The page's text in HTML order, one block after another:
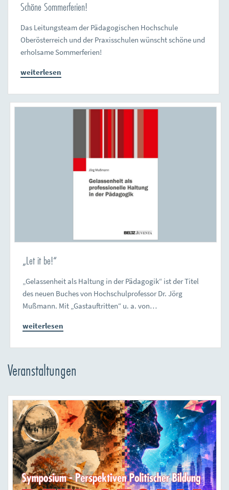
Schöne Sommerferien!
Das Leitungsteam der Pädagogischen Hochschule
Oberösterreich und der Praxisschulen wünscht schöne und
erholsame Sommerferien!
weiterlesen
„Let it be!“
„Gelassenheit als Haltung in der Pädagogik“ ist der Titel
des neuen Buches von Hochschulprofessor Dr. Jörg
Mußmann. Mit „Gastauftritten“ u. a. von…
weiterlesen
Veranstaltungen